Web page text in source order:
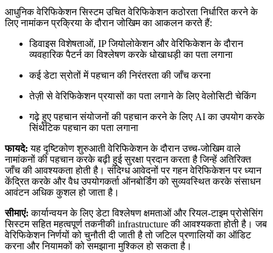
आधुनिक वेरिफिकेशन सिस्टम उचित वेरिफिकेशन कठोरता निर्धारित करने के
लिए नामांकन प्रक्रिया के दौरान जोखिम का आकलन करते हैं:
डिवाइस विशेषताओं, IP जियोलोकेशन और वेरिफिकेशन के दौरान
व्यवहारिक पैटर्न का विश्लेषण करके धोखाधड़ी का पता लगाना
कई डेटा स्रोतों में पहचान की निरंतरता की जाँच करना
तेज़ी से वेरिफिकेशन प्रयासों का पता लगाने के लिए वेलोसिटी चेकिंग
गढ़े हुए पहचान संयोजनों की पहचान करने के लिए AI का उपयोग करके
सिंथेटिक पहचान का पता लगाना
फायदे: यह दृष्टिकोण शुरुआती वेरिफिकेशन के दौरान उच्च-जोखिम वाले
नामांकनों की पहचान करके बढ़ी हुई सुरक्षा प्रदान करता है जिन्हें अतिरिक्त
जाँच की आवश्यकता होती है। संदिग्ध आवेदनों पर गहन वेरिफिकेशन पर ध्यान
केंद्रित करके और वैध उपयोगकर्ता ऑनबोर्डिंग को सुव्यवस्थित करके संसाधन
आवंटन अधिक कुशल हो जाता है।
सीमाएं: कार्यान्वयन के लिए डेटा विश्लेषण क्षमताओं और रियल-टाइम प्रोसेसिंग
सिस्टम सहित महत्वपूर्ण तकनीकी infrastructure की आवश्यकता होती है। जब
वेरिफिकेशन निर्णयों को चुनौती दी जाती है तो जटिल प्रणालियों का ऑडिट
करना और नियामकों को समझाना मुश्किल हो सकता है।